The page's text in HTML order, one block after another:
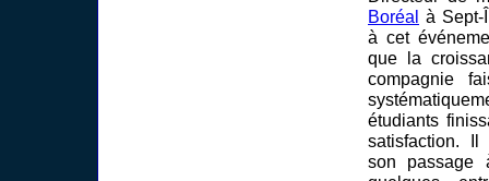
Boréal à Sept-
à cet
que la
compagnie
étudiants
satisfaction. Il
son passage